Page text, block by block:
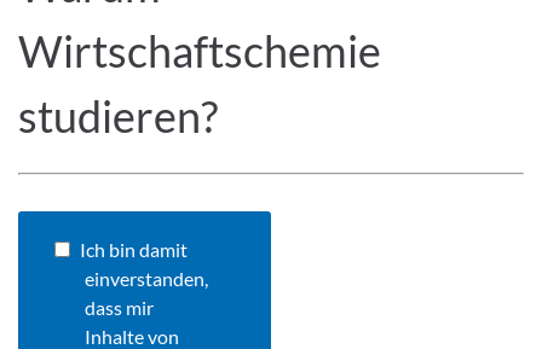
Wirtschaftschemie
studieren?
Ich bin damit
einverstanden,
dass mir
Inhalte von